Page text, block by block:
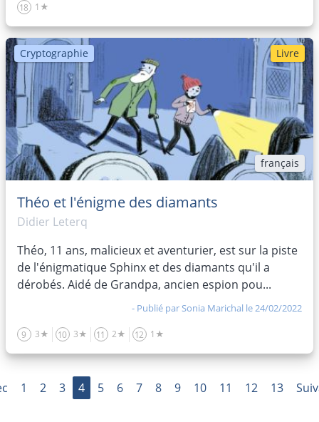
18
1★
Cryptographie Livre
français
Théo et l'énigme des diamants
Didier Leterq
Théo, 11 ans, malicieux et aventurier, est sur la piste
de l'énigmatique Sphinx et des diamants qu'il a
dérobés. Aidé de Grandpa, ancien espion pou...
- Publié parSonia Marichal le 24/02/2022
9 3★ 10 3★ 11 2★ 12 1★
1 2 3 4 5 6 7 8 9 10 11 12 13